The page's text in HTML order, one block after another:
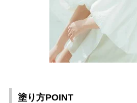
塗り方POINT